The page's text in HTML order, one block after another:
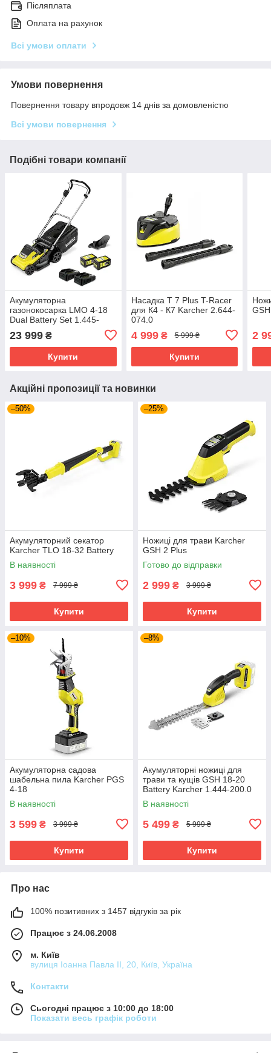
Післяплата
Оплата на рахунок
Всі умови оплати
Умови повернення
Повернення товару впродовж 14 днів за домовленістю
Всі умови повернення
Подібні товари компанії
Акумуляторна
газонокосарка LMO 4-18
Dual Battery Set 1.445-
23 999 ₴
Купити
Насадка T 7 Plus T-Racer
для К4 - К7 Karcher 2.644-
074.0
4 999₴ 5 999 ₴
Купити
2
Акційні пропозиції та новинки
–50%
Акумуляторний секатор
Karcher TLO 18-32 Battery
В наявності
3 999 ₴ 7 999 ₴
Купити
–25%
Ножиці для трави Karcher
GSH 2 Plus
Готово до відправки
2 999 ₴ 3 999 ₴
Купити
–10%
Акумуляторна садова
шабельна пила Karcher PGS
4-18
В наявності
3 599 ₴ 3 999 ₴
Купити
–8%
Акумуляторні ножиці для
трави та кущів GSH 18-20
Battery Karcher 1.444-200.0
В наявності
5 499 ₴ 5 999 ₴
Купити
Про нас
100% позитивних з 1457 відгуків за рік
Працює з 24.06.2008
м. Київ
вулиця Іоанна Павла ІІ, 20, Київ, Україна
Контакти
Сьогодні працює з 10:00 до 18:00
Показати весь графік роботи